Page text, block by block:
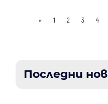
« 1 2 3 4
Последни